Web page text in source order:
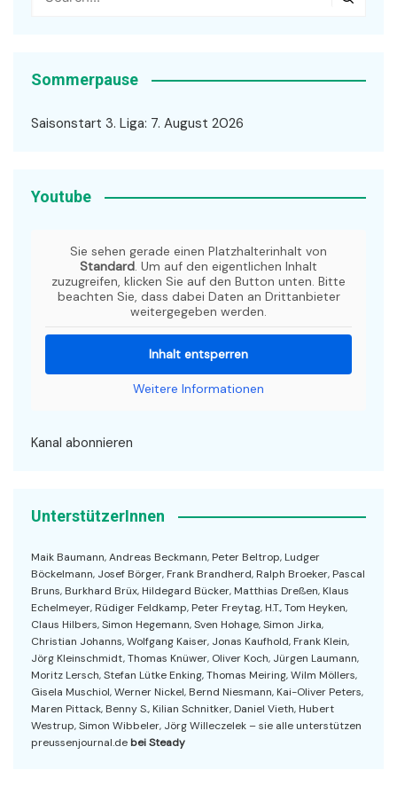
Sommerpause
Saisonstart 3. Liga: 7. August 2026
Youtube
Sie sehen gerade einen Platzhalterinhalt von
Standard. Um auf den eigentlichen Inhalt
zuzugreifen, klicken Sie auf den Button unten. Bitte
beachten Sie, dass dabei Daten an Drittanbieter
weitergegeben werden.
Inhalt entsperren
Weitere Informationen
Kanal abonnieren
UnterstützerInnen
Maik Baumann, Andreas Beckmann, Peter Beltrop, Ludger
Böckelmann, Josef Börger, Frank Brandherd, Ralph Broeker, Pascal
Bruns, Burkhard Brüx, Hildegard Bücker, Matthias Dreßen, Klaus
Echelmeyer, Rüdiger Feldkamp, Peter Freytag, H.T., Tom Heyken,
Claus Hilbers, Simon Hegemann, Sven Hohage, Simon Jirka,
Christian Johanns, Wolfgang Kaiser, Jonas Kaufhold, Frank Klein,
Jörg Kleinschmidt, Thomas Knüwer, Oliver Koch, Jürgen Laumann,
Moritz Lersch, Stefan Lütke Enking, Thomas Meiring, Wilm Möllers,
Gisela Muschiol, Werner Nickel, Bernd Niesmann, Kai-Oliver Peters,
Maren Pittack, Benny S., Kilian Schnitker, Daniel Vieth, Hubert
Westrup, Simon Wibbeler, Jörg Willeczelek – sie alle unterstützen
preussenjournal.de bei Steady